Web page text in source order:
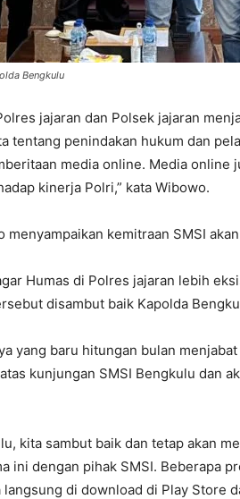
Bengkulu
jajaran dan Polsek jajaran
tentang penindakan hukum dan
media online. Media online
kinerja Polri,” kata Wibowo.
kemitraan SMSI
Humas di Polres jajaran lebih
disambut baik Kapolda
yang baru hitungan bulan
kunjungan SMSI Bengkulu dan
kita sambut baik dan tetap akan
ini dengan pihak SMSI. Beberapa
di download di Play Store